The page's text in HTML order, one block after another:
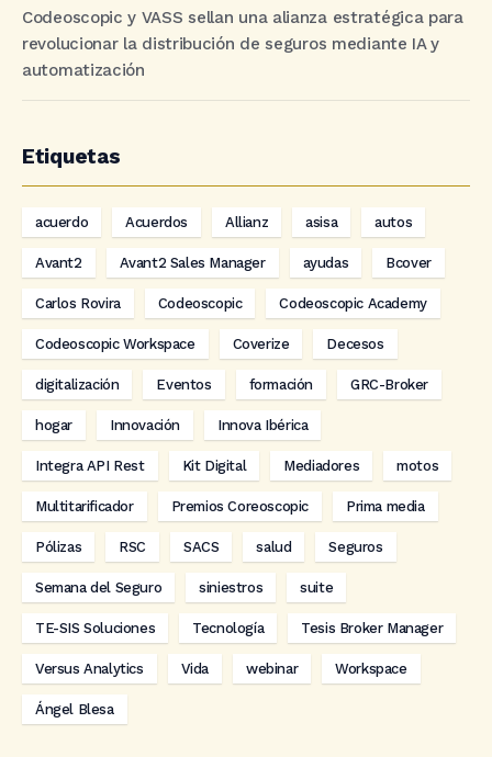
Codeoscopic y VASS sellan una alianza estratégica para
revolucionar la distribución de seguros mediante IA y
automatización
Etiquetas
acuerdo Acuerdos Allianz asisa autos
Avant2 Avant2 Sales Manager ayudas Bcover
Carlos Rovira Codeoscopic Codeoscopic Academy
Codeoscopic Workspace Coverize Decesos
digitalización Eventos formación GRC-Broker
hogar Innovación Innova Ibérica
Integra API Rest Kit Digital Mediadores motos
Multitarificador Premios Coreoscopic Prima media
Pólizas RSC SACS salud Seguros
Semana del Seguro siniestros suite
TE-SIS Soluciones Tecnología Tesis Broker Manager
Versus Analytics Vida webinar Workspace
Ángel Blesa